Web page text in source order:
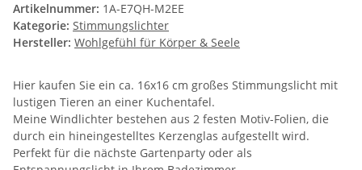
Artikelnummer: 1A-E7QH-M2EE
Kategorie: Stimmungslichter
Hersteller: Wohlgefühl für Körper & Seele
Hier kaufen Sie ein ca. 16x16 cm großes Stimmungslicht mit
lustigen Tieren an einer Kuchentafel.
Meine Windlichter bestehen aus 2 festen Motiv-Folien, die
durch ein hineingestelltes Kerzenglas aufgestellt wird.
Perfekt für die nächste Gartenparty oder als